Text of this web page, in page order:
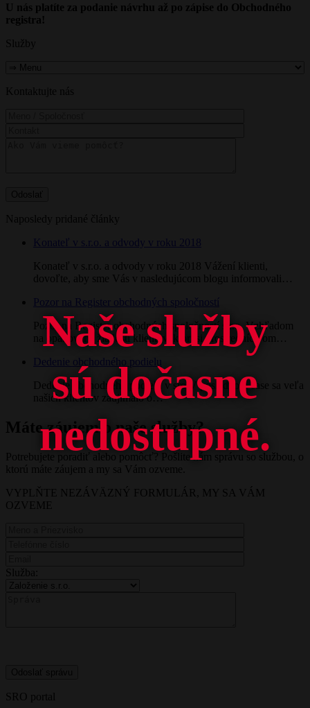
Naše služby
sú dočasne
nedostupné.
U nás platíte za podanie návrhu až po zápise do Obchodného
registra!
Služby
Kontaktujte nás
Naposledy pridané články
Konateľ v s.r.o. a odvody v roku 2018
Konateľ v s.r.o. a odvody v roku 2018 Vážení klienti,
dovoľte, aby sme Vás v nasledujúcom blogu informovali…
Pozor na Register obchodných spoločností
Pozor na Register obchodných spoločností s.r.o. Vzhľadom
na opakované žiadosti klientov, ktorí si prostredníctvom…
Dedenie obchodného podielu
Dedenie obchodného podielu v sro V poslednom čase sa veľa
našich klientov zaujímalo o…
Máte záujem o naše služby?
Potrebujete poradiť alebo pomôcť? Pošlite nám správu so službou, o
ktorú máte záujem a my sa Vám ozveme.
VYPLŇTE NEZÁVÄZNÝ FORMULÁR, MY SA VÁM
OZVEME
Služba:
SRO portal